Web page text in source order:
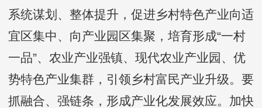
系统谋划、整体提升，促进乡村特色产业向适
宜区集中、向产业园区集聚，培育形成“一村
一品”、农业产业强镇、现代农业产业园、优
势特色产业集群，引领乡村富民产业升级。要
抓融合、强链条，形成产业化发展效应。加快